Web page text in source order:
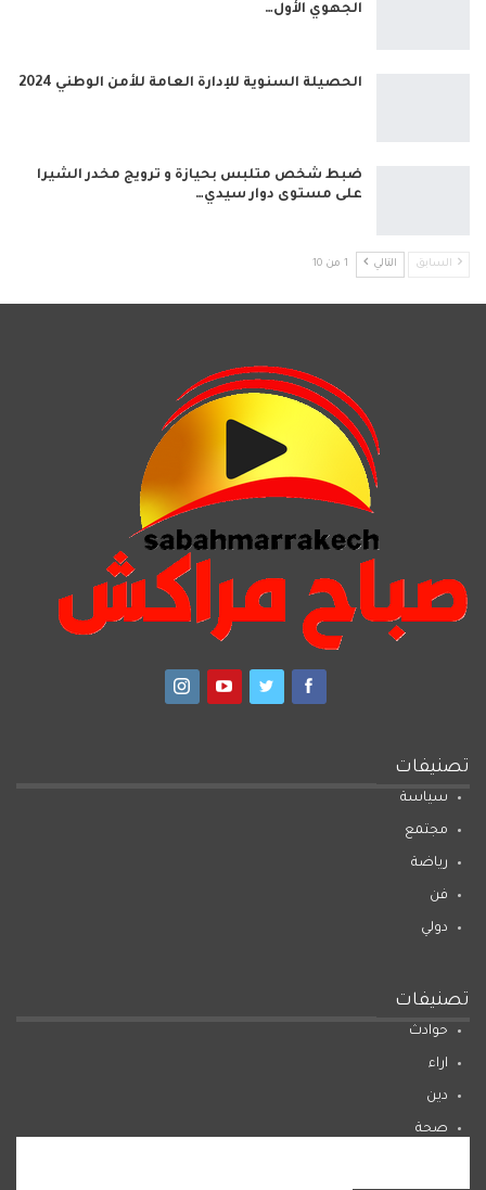
الجهوي الأول…
الحصيلة السنوية للإدارة العامة للأمن الوطني 2024
ضبط شخص متلبس بحيازة و ترويج مخدر الشيرا
على مستوى دوار سيدي…
السابق التالي 1 من 10
تصنيفات
سياسة
مجتمع
رياضة
فن
دولي
تصنيفات
حوادث
اراء
دين
صحة